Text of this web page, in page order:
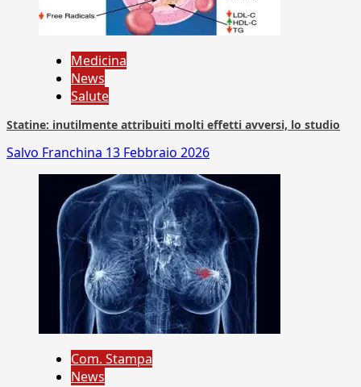
Medicina
News
Salute
Statine: inutilmente attribuiti molti effetti avversi, lo studio
Salvo Franchina 13 Febbraio 2026
Com. Stampa
News